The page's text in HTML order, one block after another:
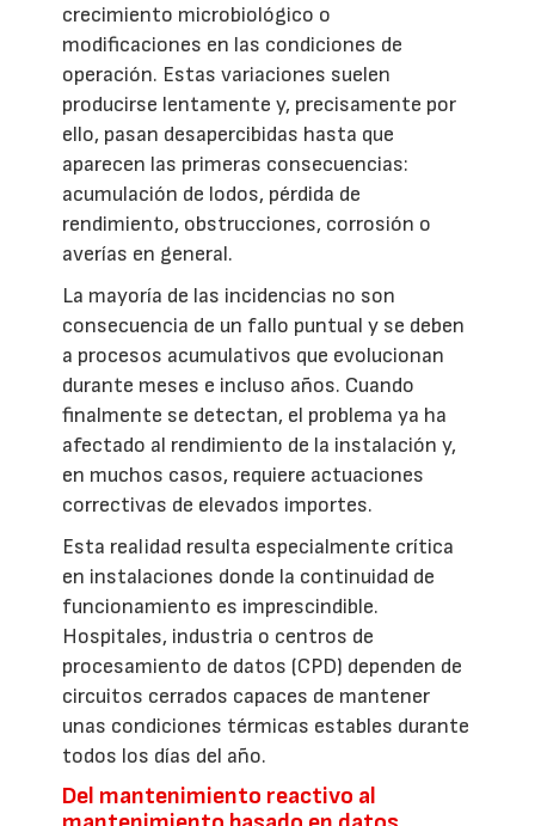
crecimiento microbiológico o
modificaciones en las condiciones de
operación. Estas variaciones suelen
producirse lentamente y, precisamente por
ello, pasan desapercibidas hasta que
aparecen las primeras consecuencias:
acumulación de lodos, pérdida de
rendimiento, obstrucciones, corrosión o
averías en general.
La mayoría de las incidencias no son
consecuencia de un fallo puntual y se deben
a procesos acumulativos que evolucionan
durante meses e incluso años. Cuando
finalmente se detectan, el problema ya ha
afectado al rendimiento de la instalación y,
en muchos casos, requiere actuaciones
correctivas de elevados importes.
Esta realidad resulta especialmente crítica
en instalaciones donde la continuidad de
funcionamiento es imprescindible.
Hospitales, industria o centros de
procesamiento de datos (CPD) dependen de
circuitos cerrados capaces de mantener
unas condiciones térmicas estables durante
todos los días del año.
Del mantenimiento reactivo al